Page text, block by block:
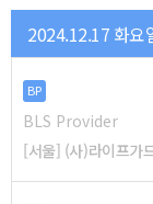
2024.12.17 화요
BP
BLS Provider
[서울] (사)라이프가